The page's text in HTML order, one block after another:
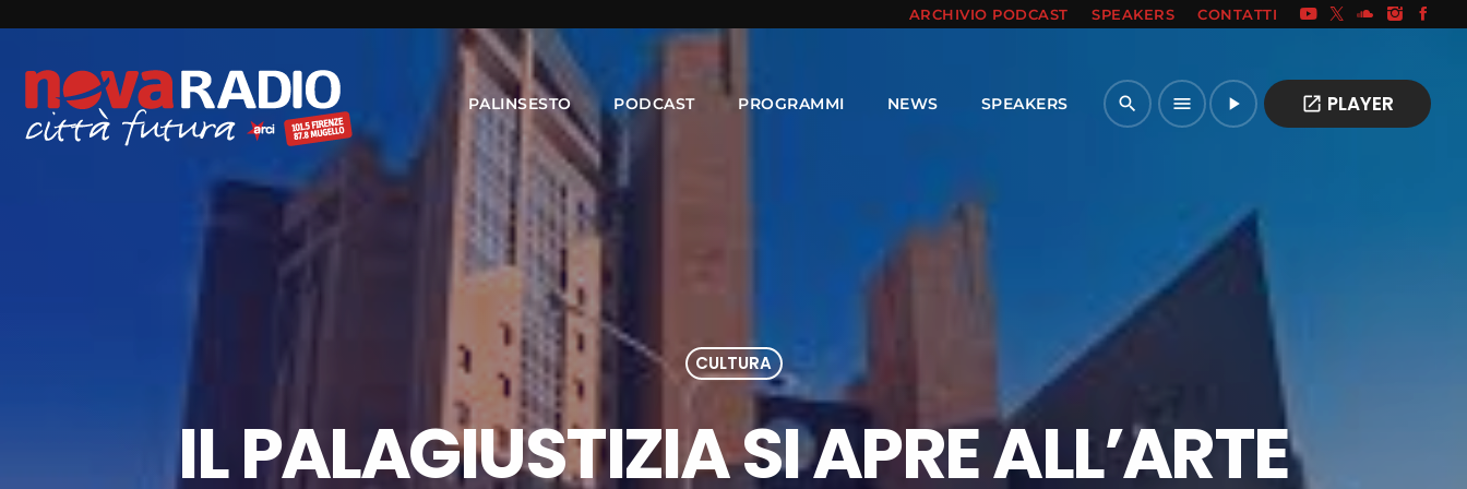
ARCHIVIO PODCAST SPEAKERS CONTATTI
PALINSESTO PODCAST PROGRAMMI NEWS SPEAKERS search menu play_arrow open_in_new PLAYER
CULTURA
IL PALAGIUSTIZIA SI APRE ALL’ARTE